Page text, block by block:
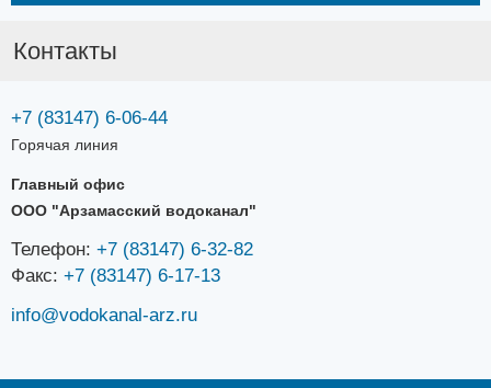
Контакты
+7 (83147) 6-06-44
Горячая линия
Главный офис
ООО "Арзамасский водоканал"
Телефон: +7 (83147) 6-32-82
Факс: +7 (83147) 6-17-13
info@vodokanal-arz.ru